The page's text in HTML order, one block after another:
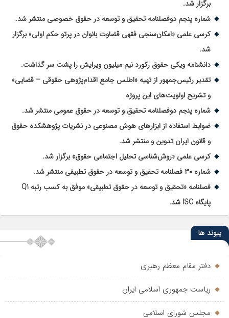
برگزار شد.
شماره پنجم دوفصلنامه تحقیق و توسعه در حقوق خصوصی منتشر شد.
کرسی علمی «امکان‌سنجی فقهی قضاوت بانوان در پرتو حکم اولی» برگزار
شد.
دانشنامه ویکی حقوق رکورد نیم میلیون ویرایش را پشت سر گذاشت.
تقدیر رئیس‌جمهور از تهیه «اطلس جامع اقدام‌پژوهی حقوقی – قضایی»
و تشریح اولویت‌های این پروژه
شماره پنجم دوفصلنامه تحقیق و توسعه در حقوق عمومی منتشر شد.
ضوابط استفاده از ابزارهای هوش مصنوعی در نشریات پژوهشکده حقوق
و قانون ایران تدوین و منتشر شد.
کرسی علمی «روش‌شناسی تحلیل اجتماعی حقوق» برگزار شد.
شماره ۳۰ فصلنامه تحقیق و توسعه در حقوق تطبیقی منتشر شد.
فصلنامه «تحقیق و توسعه در حقوق تطبیقی» موفق به کسب رتبه Q1
پایگاه ISC شد.
پیوند ها
دفتر مقام معظم رهبری
ریاست جمهوری اسلامی ایران
مجلس شورای اسلامی